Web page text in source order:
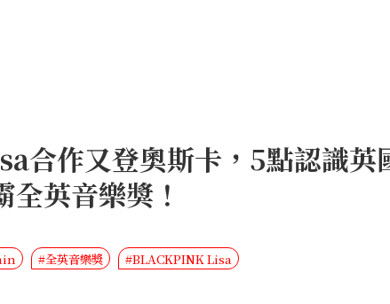
合作又登奧斯卡，5點認識英
英音樂獎！
#全英音樂獎 #BLACKPINK Lisa